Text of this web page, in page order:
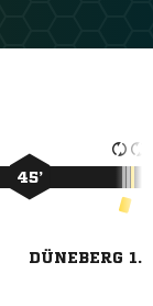
45’
DÜNEBERG 1.